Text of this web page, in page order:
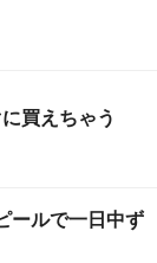
買えちゃう
ールで一日中ず